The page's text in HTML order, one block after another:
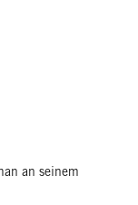
an seinem